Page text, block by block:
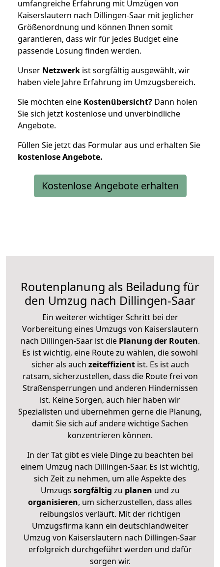
umfangreiche Erfahrung mit Umzügen von
Kaiserslautern nach Dillingen-Saar mit jeglicher
Größenordnung und können Ihnen somit
garantieren, dass wir für jedes Budget eine
passende Lösung finden werden.
Unser Netzwerk ist sorgfältig ausgewählt, wir
haben viele Jahre Erfahrung im Umzugsbereich.
Sie möchten eine Kostenübersicht? Dann holen
Sie sich jetzt kostenlose und unverbindliche
Angebote.
Füllen Sie jetzt das Formular aus und erhalten Sie
kostenloseAngebote.
Kostenlose Angebote erhalten
Routenplanung als Beiladung für
den Umzug nach Dillingen-Saar
Ein weiterer wichtiger Schritt bei der
Vorbereitung eines Umzugs von Kaiserslautern
nach Dillingen-Saar ist diePlanung der Routen.
Es ist wichtig, eine Route zu wählen, die sowohl
sicher als auch zeiteffizientist. Es ist auch
ratsam, sicherzustellen, dass die Route frei von
Straßensperrungen und anderen Hindernissen
ist. Keine Sorgen, auch hier haben wir
Spezialisten und übernehmen gerne die Planung,
damit Sie sich auf andere wichtige Sachen
konzentrieren können.
In der Tat gibt es viele Dinge zu beachten bei
einem Umzug nach Dillingen-Saar. Es ist wichtig,
sich Zeit zu nehmen, um alle Aspekte des
Umzugs sorgfältig zu planen und zu
organisieren, um sicherzustellen, dass alles
reibungslos verläuft. Mit der richtigen
Umzugsfirma kann ein deutschlandweiter
Umzug von Kaiserslautern nach Dillingen-Saar
erfolgreich durchgeführt werden und dafür
sorgen wir.